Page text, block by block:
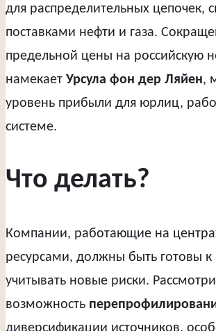
для распределительных цепочек,
поставками нефти и газа.
предельной цены на российскую
намекает Урсула фон дер Ляйен,
уровень прибыли для юрлиц,
системе.
Что делать?
Компании, работающие на
ресурсами, должны быть готовы
учитывать новые риски.
возможность
диверсификации источников,